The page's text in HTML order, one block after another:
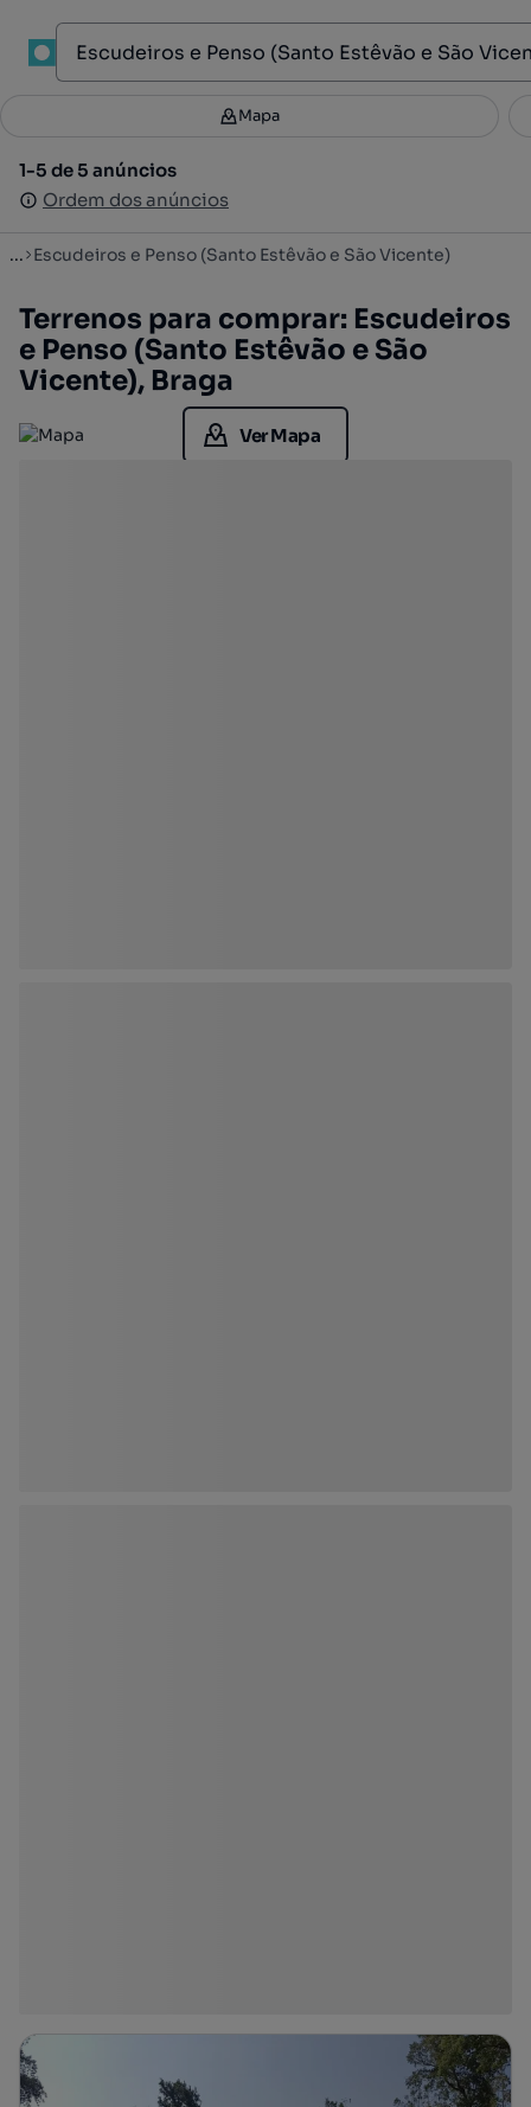
1
Filtros 2
1-5 de 5 anúncios
Ordem dos anúncios
Mapa
1-5 de 5 anúncios
Ordem dos anúncios
... Escudeiros e Penso (Santo Estêvão e São Vicente)
Terrenos para comprar: Escudeiros
e Penso (Santo Estêvão e São
Vicente), Braga
Ver Mapa